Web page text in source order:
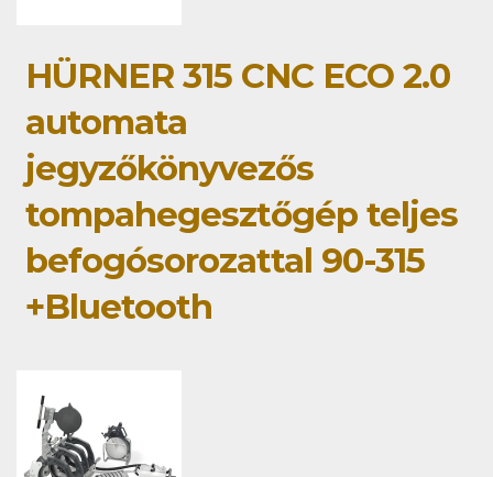
HÜRNER 315 CNC ECO 2.0
automata
jegyzőkönyvezős
tompahegesztőgép teljes
befogósorozattal 90-315
+Bluetooth